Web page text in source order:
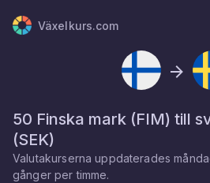
Växelkurs.com
50 Finska mark (FIM) till
(SEK)
Valutakurserna uppdaterades
gånger per timme.